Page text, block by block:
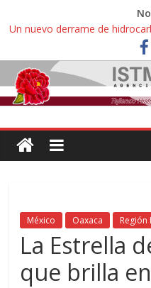
Un nuevo derrame de
ahora pescadores de Salinas
Pemex
Ángel, el joven autista
Ixtepec, Oaxaca vuelve a las
Familiares de periodista
intelectuales de su asesinato
Alertan pescadores de
México Oaxaca Región
La Estrella
que brilla